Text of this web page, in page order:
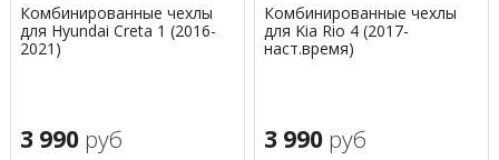
Комбинированные чехлы
для Hyundai Creta 1 (2016-
2021)
3 990 руб
Комбинированные чехлы
для Kia Rio 4 (2017-
наст.время)
3 990 руб